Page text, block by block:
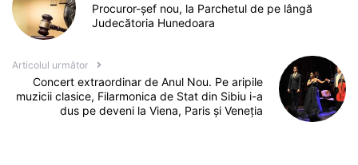
Procuror-șef nou, la Parchetul de pe lângă
Judecătoria Hunedoara
Articolul următor
Concert extraordinar de Anul Nou. Pe aripile
muzicii clasice, Filarmonica de Stat din Sibiu i-a
dus pe deveni la Viena, Paris și Veneția